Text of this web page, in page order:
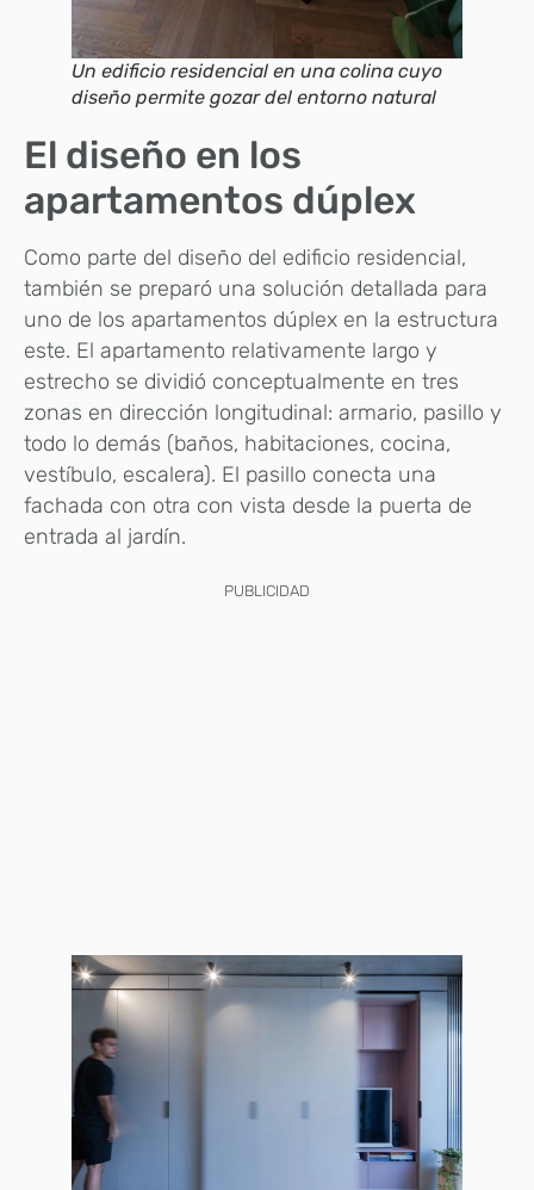
Un edificio residencial en una colina cuyo
diseño permite gozar del entorno natural
El diseño en los
apartamentos dúplex
Como parte del diseño del edificio residencial,
también se preparó una solución detallada para
uno de los apartamentos dúplex en la estructura
este. El apartamento relativamente largo y
estrecho se dividió conceptualmente en tres
zonas en dirección longitudinal: armario, pasillo y
todo lo demás (baños, habitaciones, cocina,
vestíbulo, escalera). El pasillo conecta una
fachada con otra con vista desde la puerta de
entrada al jardín.
PUBLICIDAD